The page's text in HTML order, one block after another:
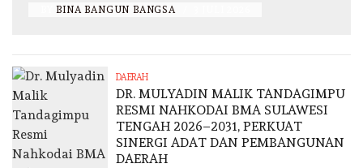
BINA BANGUN BANGSA
DAERAH
DR. MULYADIN MALIK TANDAGIMPU
RESMI NAHKODAI BMA SULAWESI
TENGAH 2026–2031, PERKUAT
SINERGI ADAT DAN PEMBANGUNAN
DAERAH